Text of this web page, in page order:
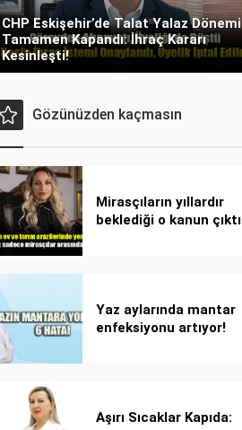
CHP Eskişehir’de Talat Yalaz Dönemi
Tamamen Kapandı: İhraç Kararı
Kesinleşti!
Gözünüzden kaçmasın
Mirasçıların yıllardır
beklediği o kanun çıktı
Yaz aylarında mantar
enfeksiyonu artıyor!
Aşırı Sıcaklar Kapıda: